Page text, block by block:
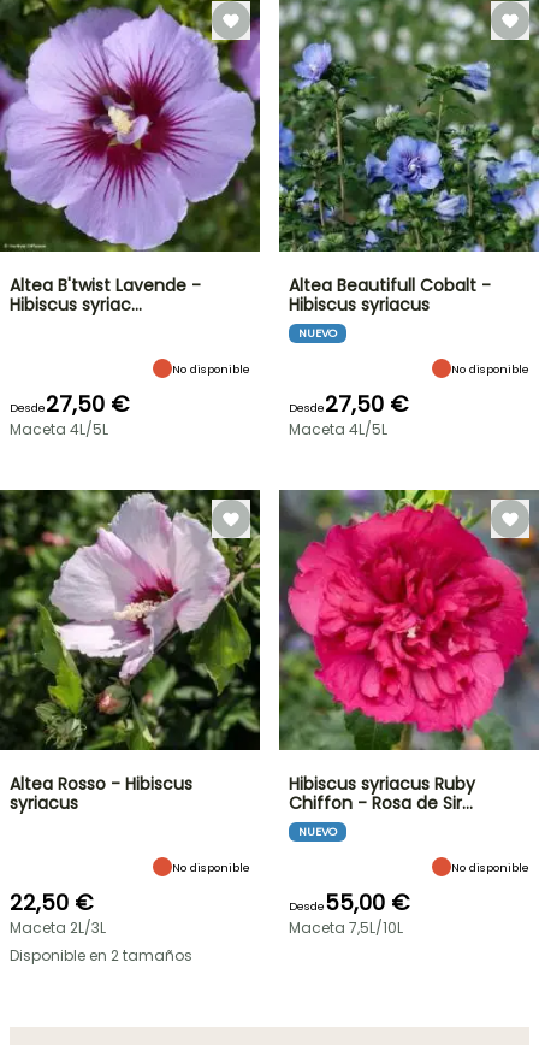
Altea B'twist Lavende -
Hibiscus syriac…
No disponible
Desde27,50 €
Maceta 4L/5L
Altea Beautifull Cobalt -
Hibiscus syriacus
NUEVO
No disponible
Desde27,50 €
Maceta 4L/5L
Altea Rosso - Hibiscus
syriacus
No disponible
22,50 €
Maceta 2L/3L
Disponible en 2 tamaños
Hibiscus syriacus Ruby
Chiffon - Rosa de Sir…
NUEVO
No disponible
Desde55,00 €
Maceta 7,5L/10L